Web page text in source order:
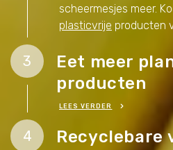
scheermesjes meer.
plasticvrije producten
3
Eet meer
producten
LEES VERDER
4 Recyclebare